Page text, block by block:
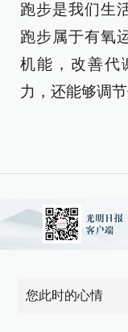
跑步是我们生
跑步属于有氧
机能，改善代
力，还能够调
您此时的心情